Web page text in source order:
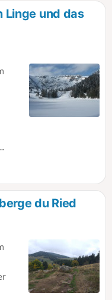
und
Linge und das
die
du Ried